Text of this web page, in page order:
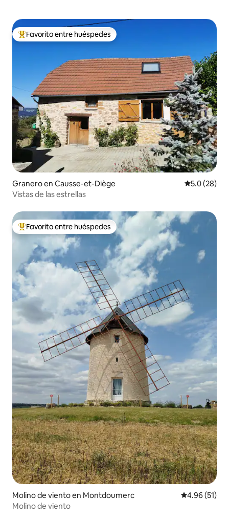
Favorito entre huéspedes preferido
Favorito entre huéspedes
Granero en Causse-et-Diège Calificación
5.0 (28)
Vistas de las estrellas
Favorito entre huéspedes preferido
Favorito entre huéspedes
Molino de viento en Montdoumerc Calificación
4.96 (51)
Molino de viento